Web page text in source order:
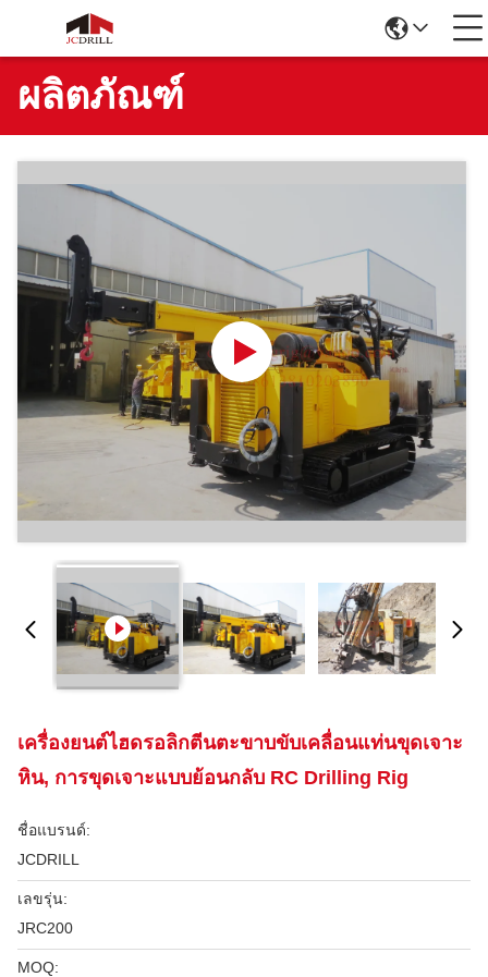
ผลิตภัณฑ์
เครื่องยนต์ไฮดรอลิกตีนตะขาบขับเคลื่อนแท่นขุดเจาะ
หิน, การขุดเจาะแบบย้อนกลับ RC Drilling Rig
ชื่อแบรนด์:
JCDRILL
เลขรุ่น:
JRC200
MOQ: